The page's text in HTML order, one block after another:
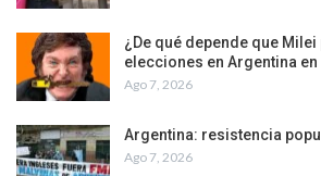
¿De qué depende que
elecciones en Argentina en
Ago 7, 2026
Argentina: resistencia
Ago 7, 2026